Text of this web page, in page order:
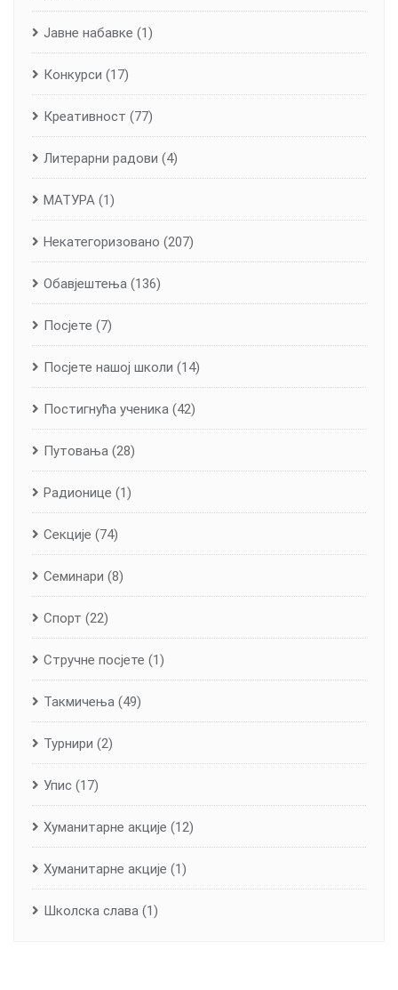
Јавне набавке (1)
Конкурси (17)
Креативност (77)
Литерарни радови (4)
МАТУРА (1)
Некатегоризовано (207)
Обавјештења (136)
Посјете (7)
Посјете нашој школи (14)
Постигнућа ученика (42)
Путовања (28)
Радионице (1)
Секције (74)
Семинари (8)
Спорт (22)
Стручне посјете (1)
Такмичења (49)
Турнири (2)
Упис (17)
Хуманитарне aкције (12)
Хуманитарне акције (1)
Школска слава (1)